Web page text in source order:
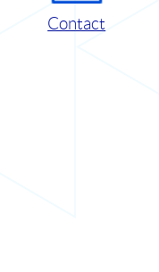
Contact